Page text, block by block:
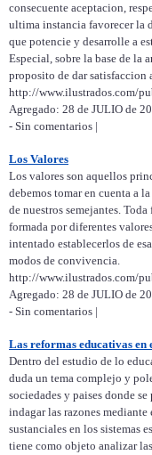
consecuente aceptacion,
ultima instancia favorecer la
que potencie y desarrolle a
Especial, sobre la base de la
proposito de dar satisfaccion
http://www.ilustrados.com/
Agregado: 28 de JULIO de
- Sin comentarios |
Los Valores
Los valores son aquellos
debemos tomar en cuenta a
de nuestros semejantes.
formada por diferentes
intentado establecerlos de
modos de convivencia.
http://www.ilustrados.com/
Agregado: 28 de JULIO de
- Sin comentarios |
Las reformas educativas en
Dentro del estudio de lo
duda un tema complejo y
sociedades y paises donde
indagar las razones
sustanciales en los sistemas
tiene como objeto analizar